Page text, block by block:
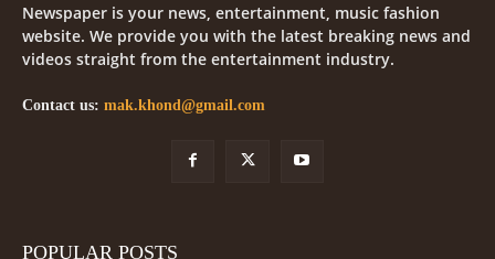
Newspaper is your news, entertainment, music fashion
website. We provide you with the latest breaking news and
videos straight from the entertainment industry.
Contact us: mak.khond@gmail.com
POPULAR POSTS